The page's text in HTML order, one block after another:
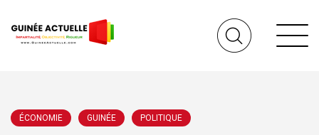
ÉCONOMIE GUINÉE POLITIQUE